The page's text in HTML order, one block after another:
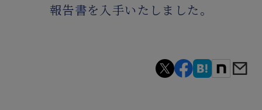
報告書を入手いたしました。